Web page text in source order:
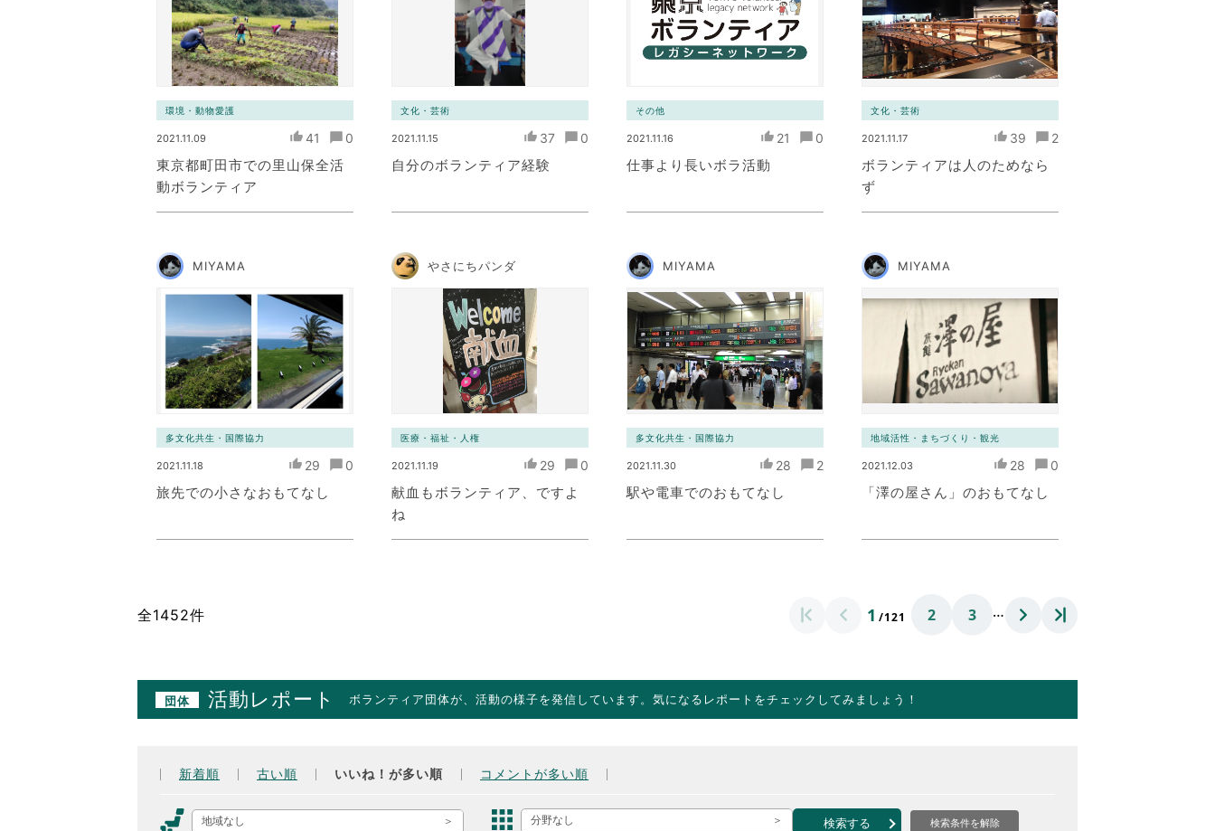
環境・動物愛護
2021.11.09 41 0
東京都町田市での里山保全活
動ボランティア
文化・芸術
2021.11.15 37 0
自分のボランティア経験
その他
2021.11.16 21 0
仕事より長いボラ活動
文化・芸術
2021.11.17 39 2
ボランティアは人のためなら
ず
MIYAMA
多文化共生・国際協力
2021.11.18 29 0
旅先での小さなおもてなし
やさにちパンダ
医療・福祉・人権
2021.11.19 29 0
献血もボランティア、ですよ
ね
MIYAMA
多文化共生・国際協力
2021.11.30 28 2
駅や電車でのおもてなし
MIYAMA
地域活性・まちづくり・観光
2021.12.03 28 0
「澤の屋さん」のおもてなし
全1452件 1 /121 2 3 …
団体 活動レポート ボランティア団体が、活動の様子を発信しています。気になるレポートをチェックしてみましょう！
新着順 古い順 いいね！が多い順 コメントが多い順
地域なし 分野なし 検索する 検索条件を解除